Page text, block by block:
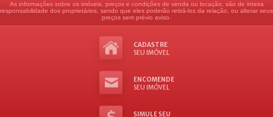
As informações sobre os imóveis, preços e condições de venda ou locação, são de inteira
responsabilidade dos proprietários, sendo que eles poderão retirá-los da relação, ou alterar seus
preços sem prévio aviso.
CADASTRE
SEU IMÓVEL
ENCOMENDE
SEU IMÓVEL
SIMULE SEU